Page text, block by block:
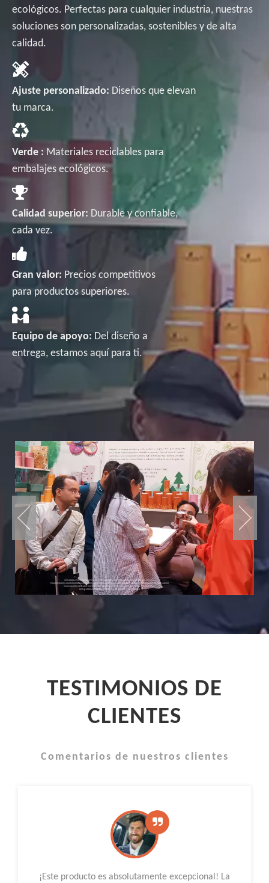
ecológicos. Perfectas para cualquier industria, nuestras
soluciones son personalizadas, sostenibles y de alta
calidad.
Ajuste personalizado: Diseños que elevan
tu marca.
Verde : Materiales reciclables para
embalajes ecológicos.
Calidad superior: Durable y confiable,
cada vez.
Gran valor: Precios competitivos
para productos superiores.
Equipo de apoyo: Del diseño a
entrega, estamos aquí para ti.
TESTIMONIOS DE
CLIENTES
Comentarios de nuestros clientes
¡Este producto es absolutamente excepcional! La